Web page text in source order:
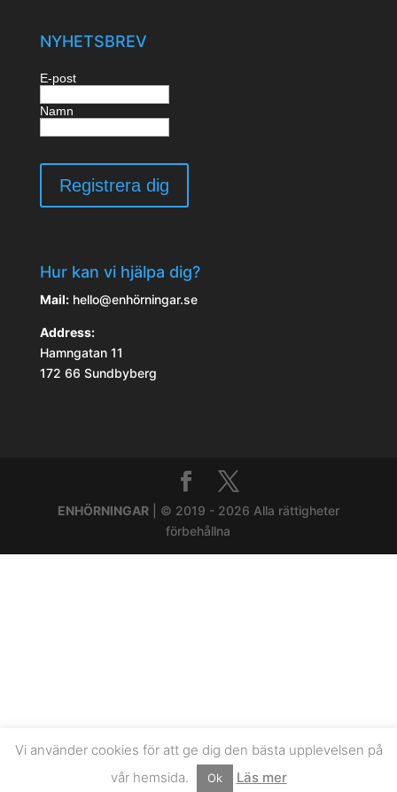
NYHETSBREV
E-post
Namn
Hur kan vi hjälpa dig?
Mail:hello@enhörningar.se
Address:
Hamngatan 11
172 66 Sundbyberg
ENHÖRNINGAR| © 2019 - 2026 Alla rättigheter
förbehållna
Vi använder cookies för att ge dig den bästa upplevelsen på
vår hemsida.
Ok Läs mer